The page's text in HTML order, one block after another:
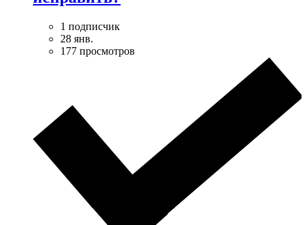
1 подписчик
28 янв.
177 просмотров